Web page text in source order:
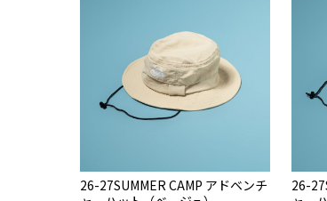
NEW
26-27SUMMER CAMP アドベンチ
NEW
26-